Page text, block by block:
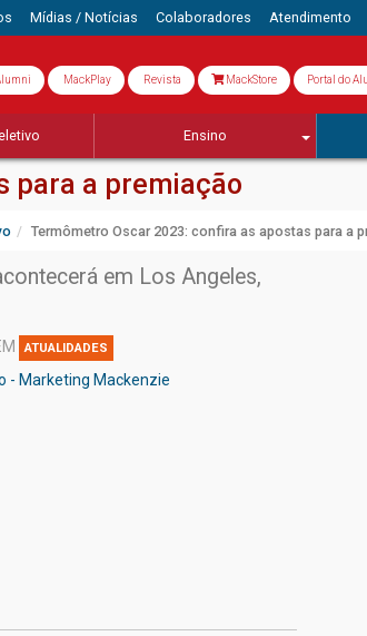
Mídias / Notícias Colaboradores Atendimento
MackPlay Revista MackStore Portal do
Ensino
para a premiação
Termômetro Oscar 2023: confira as apostas para a
em Los Angeles,
ATUALIDADES
- Marketing Mackenzie